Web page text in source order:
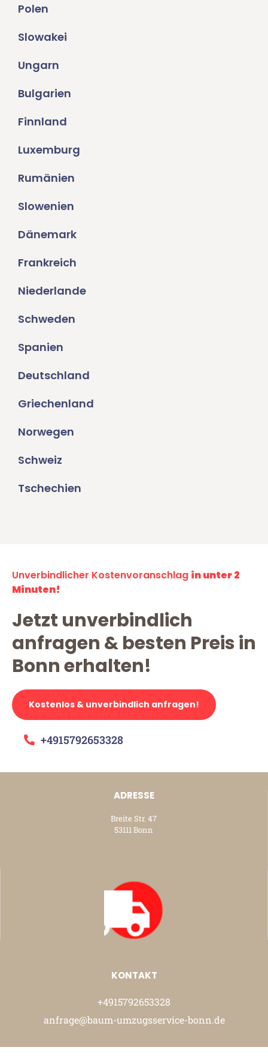
Polen
Slowakei
Ungarn
Bulgarien
Finnland
Luxemburg
Rumänien
Slowenien
Dänemark
Frankreich
Niederlande
Schweden
Spanien
Deutschland
Griechenland
Norwegen
Schweiz
Tschechien
Unverbindlicher Kostenvoranschlag in unter 2
Minuten!
Jetzt unverbindlich
anfragen & besten Preis in
Bonn erhalten!
Kostenlos & unverbindlich anfragen!
+4915792653328
ADRESSE
Breite Str. 47
53111 Bonn
KONTAKT
+4915792653328
anfrage@baum-umzugsservice-bonn.de